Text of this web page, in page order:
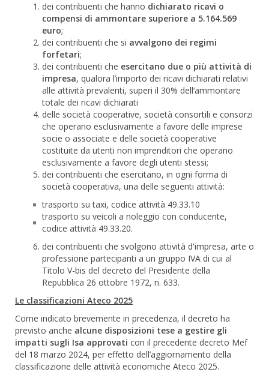
dei contribuenti che hanno dichiarato ricavi o
compensi di ammontare superiore a 5.164.569
euro;
dei contribuenti che si avvalgono dei regimi
forfetari;
dei contribuenti che esercitano due o più attività di
impresa, qualora l’importo dei ricavi dichiarati relativi
alle attività prevalenti, superi il 30% dell’ammontare
totale dei ricavi dichiarati
delle società cooperative, società consortili e consorzi
che operano esclusivamente a favore delle imprese
socie o associate e delle società cooperative
costituite da utenti non imprenditori che operano
esclusivamente a favore degli utenti stessi;
dei contribuenti che esercitano, in ogni forma di
società cooperativa, una delle seguenti attività:
trasporto su taxi, codice attività 49.33.10
trasporto su veicoli a noleggio con conducente,
codice attività 49.33.20.
dei contribuenti che svolgono attività d'impresa, arte o
professione partecipanti a un gruppo IVA di cui al
Titolo V-bis del decreto del Presidente della
Repubblica 26 ottobre 1972, n. 633.
Le classificazioni Ateco 2025
Come indicato brevemente in precedenza, il decreto ha
previsto anche alcune disposizioni tese a gestire gli
impatti sugli Isa approvati con il precedente decreto Mef
del 18 marzo 2024, per effetto dell’aggiornamento della
classificazione delle attività economiche Ateco 2025.